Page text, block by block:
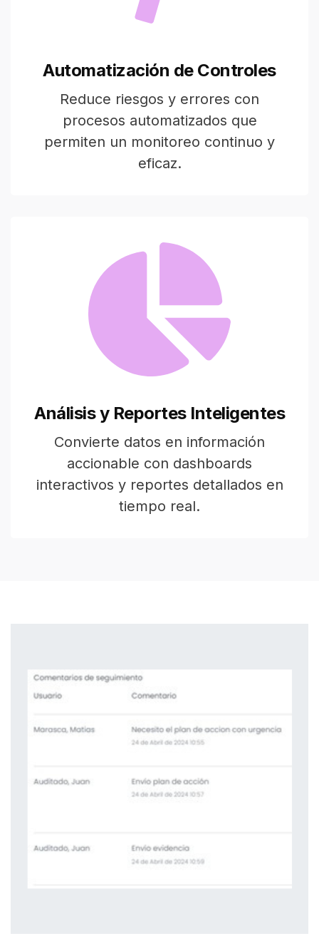
Automatización de Controles
Reduce riesgos y errores con
procesos automatizados que
permiten un monitoreo continuo y
eficaz.
Análisis y Reportes Inteligentes
Convierte datos en información
accionable con dashboards
interactivos y reportes detallados en
tiempo real.